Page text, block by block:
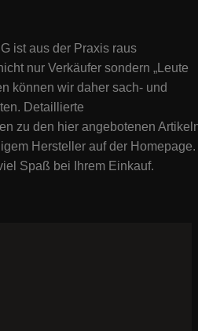
ist aus der Praxis raus
nur Verkäufer sondern „Leute
können wir daher sach- und
Detaillierte
zu den hier angebotenen
Hersteller auf der Homepage.
Spaß bei Ihrem Einkauf.